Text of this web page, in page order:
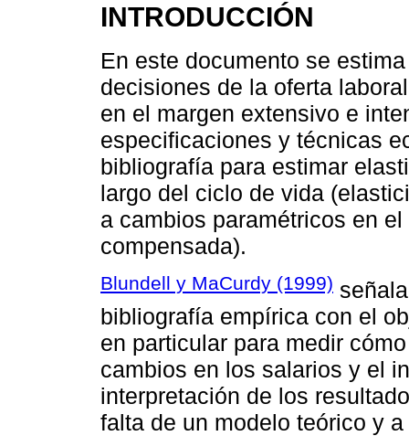
INTRODUCCIÓN
En este documento se
decisiones de la oferta
en el margen extensivo e
especificaciones y técnicas
bibliografía para estimar
largo del ciclo de vida
a cambios paramétricos en
compensada).
Blundell y MaCurdy (1999)
bibliografía empírica con el
en particular para medir
cambios en los salarios y el
interpretación de los
falta de un modelo teórico y